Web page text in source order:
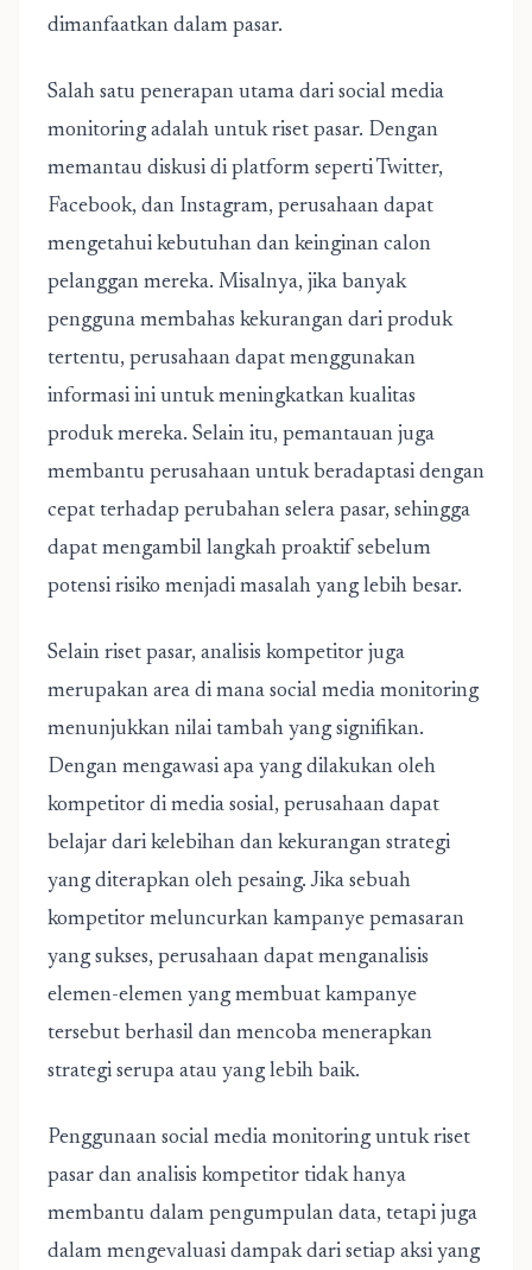
dimanfaatkan dalam pasar.
Salah satu penerapan utama dari social media
monitoring adalah untuk riset pasar. Dengan
memantau diskusi di platform seperti Twitter,
Facebook, dan Instagram, perusahaan dapat
mengetahui kebutuhan dan keinginan calon
pelanggan mereka. Misalnya, jika banyak
pengguna membahas kekurangan dari produk
tertentu, perusahaan dapat menggunakan
informasi ini untuk meningkatkan kualitas
produk mereka. Selain itu, pemantauan juga
membantu perusahaan untuk beradaptasi dengan
cepat terhadap perubahan selera pasar, sehingga
dapat mengambil langkah proaktif sebelum
potensi risiko menjadi masalah yang lebih besar.
Selain riset pasar, analisis kompetitor juga
merupakan area di mana social media monitoring
menunjukkan nilai tambah yang signifikan.
Dengan mengawasi apa yang dilakukan oleh
kompetitor di media sosial, perusahaan dapat
belajar dari kelebihan dan kekurangan strategi
yang diterapkan oleh pesaing. Jika sebuah
kompetitor meluncurkan kampanye pemasaran
yang sukses, perusahaan dapat menganalisis
elemen-elemen yang membuat kampanye
tersebut berhasil dan mencoba menerapkan
strategi serupa atau yang lebih baik.
Penggunaan social media monitoring untuk riset
pasar dan analisis kompetitor tidak hanya
membantu dalam pengumpulan data, tetapi juga
dalam mengevaluasi dampak dari setiap aksi yang